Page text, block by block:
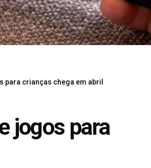
para crianças chega em abril
jogos para